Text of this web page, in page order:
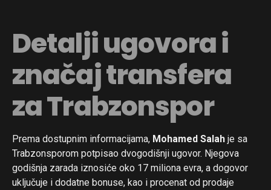
Detalji ugovora i
značaj transfera
za Trabzonspor
Prema dostupnim informacijama, Mohamed Salah je sa
Trabzonsporom potpisao dvogodišnji ugovor. Njegova
godišnja zarada iznosiće oko 17 miliona evra, a dogovor
uključuje i dodatne bonuse, kao i procenat od prodaje